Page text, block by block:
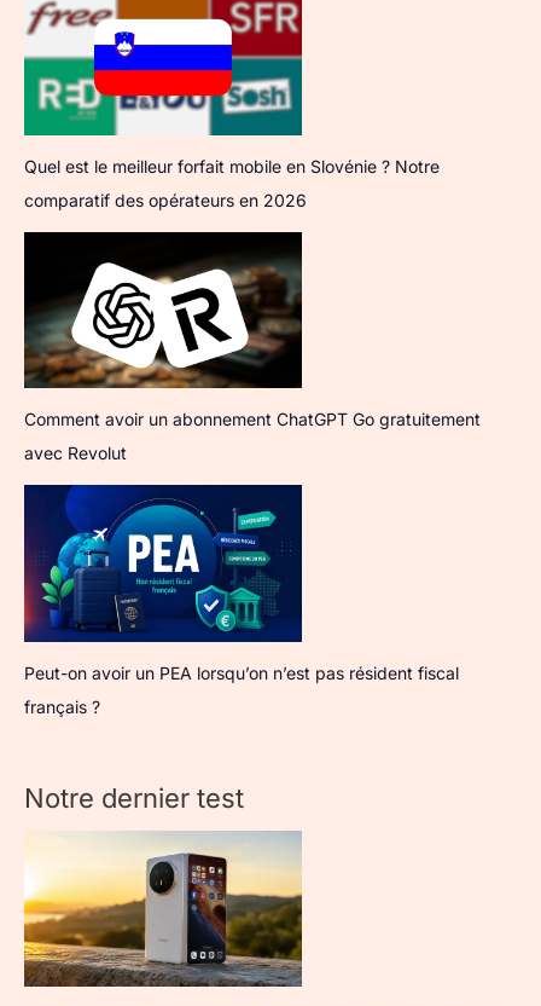
Quel est le meilleur forfait mobile en Slovénie ? Notre
comparatif des opérateurs en 2026
Comment avoir un abonnement ChatGPT Go gratuitement
avec Revolut
Peut-on avoir un PEA lorsqu’on n’est pas résident fiscal
français ?
Notre dernier test